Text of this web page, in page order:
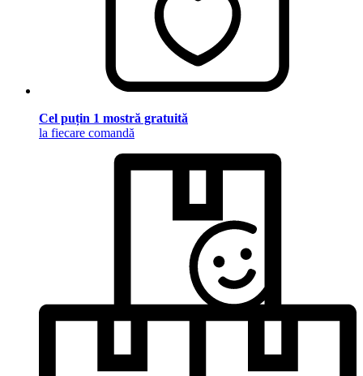
Cel puțin 1 mostră gratuită
la fiecare comandă